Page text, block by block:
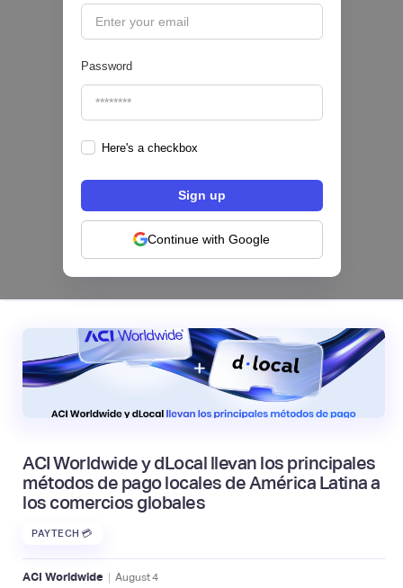
Password
Here's a checkbox
Continue with Google
Los bancos se están dividiendo en dos
categorías frente a la IA | Mambu
August6
ACI Worldwide y dLocal llevan los principales
métodos de pago locales de América Latina a
los comercios globales
PAYTECH 💳
ACI Worldwide | August4